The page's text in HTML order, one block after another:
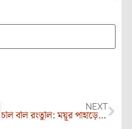
NEXT
চলি বলি রংতুলি: ময়ূর পাহাড়ে সূর্যাস্ত কিংবা মিষ্টি গুলগুলা